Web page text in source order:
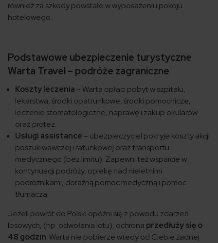
również za szkody powstałe w wyposażeniu pokoju
hotelowego.
Podstawowe ubezpieczenie turystyczne
Warta Travel – podróże zagraniczne
Koszty leczenia – Warta opłaci pobyt w szpitalu,
lekarstwa, środki opatrunkowe, środki pomocnicze,
leczenie stomatologiczne, naprawę i zakup okularów
oraz protez.
Usługi assistance – ubezpieczyciel pokryje koszty akcji
poszukiwawczej i ratunkowej oraz transportu
medycznego (bez limitu). Zapewni też wsparcie w
kontynuacji podróży, opiekę nad nieletnimi
podróżnikami, doraźną pomoc medyczną i pomoc
tłumacza.
Jeżeli powrót do Polski opóźni się z powodu zdarzeń
losowych, (np. odwołania lotu), ochrona przedłuży się o
48 godzin. Warta nie pobierze wtedy od Ciebie żadnej